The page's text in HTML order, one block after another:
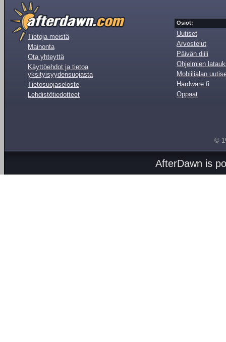
Tietoja meistä
Mainonta
Ota yhteyttä
Käyttöehdot ja tietoa
yksityisyydensuojasta
Tietosuojaseloste
Lehdistötiedotteet
Osiot:
Uutiset
Arvostelut
Päivän diili
Ohjelmien
Mobiilialan
Hardware.fi
Oppaat
©
AfterDawn is